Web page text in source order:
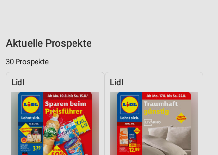
Aktuelle Prospekte
30 Prospekte
Lidl Lidl